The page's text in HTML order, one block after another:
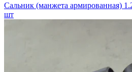
Сальник (манжета армированная)
шт